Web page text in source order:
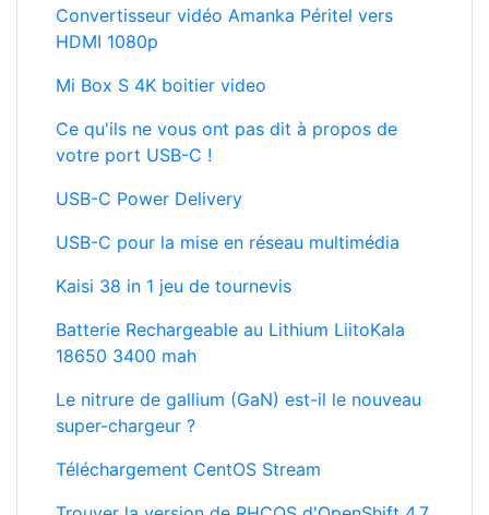
Mi Box S 4K boitier video
Ce qu'ils ne vous ont pas dit à propos de
votre port USB-C !
USB-C Power Delivery
USB-C pour la mise en réseau multimédia
Kaisi 38 in 1 jeu de tournevis
Batterie Rechargeable au Lithium LiitoKala
18650 3400 mah
Le nitrure de gallium (GaN) est-il le nouveau
super-chargeur ?
Téléchargement CentOS Stream
Trouver la version de RHCOS d'OpenShift 4.7
Afficher le paramètres d'un systemd Unit File